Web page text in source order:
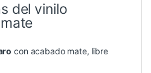
del vinilo
con acabado mate, libre